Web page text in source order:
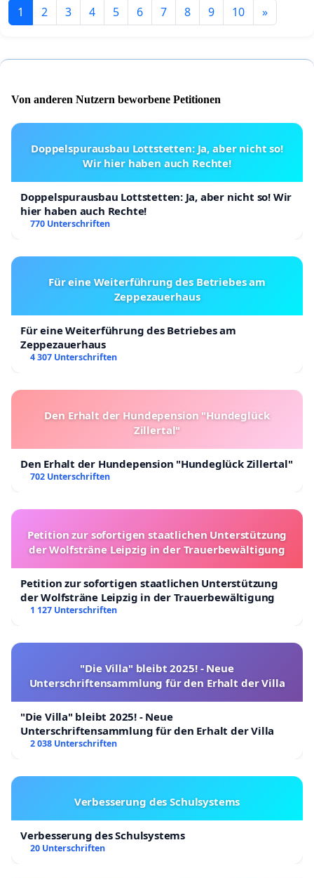
1 2 3 4 5 6 7 8 9 10 »
Von anderen Nutzern beworbene Petitionen
Doppelspurausbau Lottstetten: Ja, aber nicht so!
Wir hier haben auch Rechte!
Doppelspurausbau Lottstetten: Ja, aber nicht so! Wir
hier haben auch Rechte!
770 Unterschriften
Für eine Weiterführung des Betriebes am
Zeppezauerhaus
Für eine Weiterführung des Betriebes am
Zeppezauerhaus
4 307 Unterschriften
Den Erhalt der Hundepension "Hundeglück
Zillertal"
Den Erhalt der Hundepension "Hundeglück Zillertal"
702 Unterschriften
Petition zur sofortigen staatlichen Unterstützung
der Wolfsträne Leipzig in der Trauerbewältigung
Petition zur sofortigen staatlichen Unterstützung
der Wolfsträne Leipzig in der Trauerbewältigung
1 127 Unterschriften
"Die Villa" bleibt 2025! - Neue
Unterschriftensammlung für den Erhalt der Villa
"Die Villa" bleibt 2025! - Neue
Unterschriftensammlung für den Erhalt der Villa
2 038 Unterschriften
Verbesserung des Schulsystems
Verbesserung des Schulsystems
20 Unterschriften